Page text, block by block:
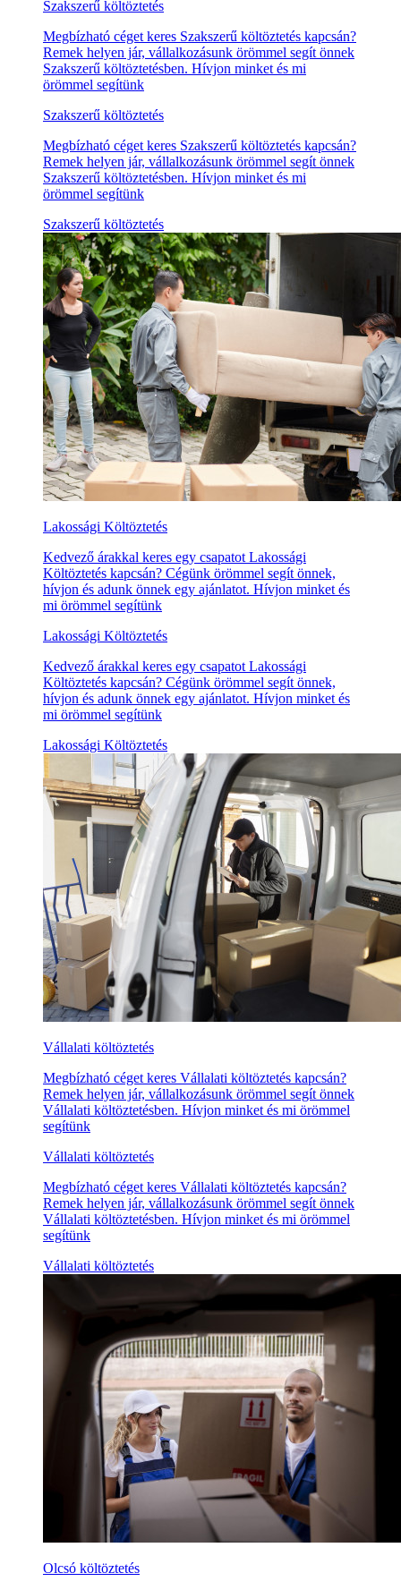
Szakszerű költöztetés
Megbízható céget keres Szakszerű költöztetés kapcsán?
Remek helyen jár, vállalkozásunk örömmel segít önnek
Szakszerű költöztetésben. Hívjon minket és mi
örömmel segítünk
Szakszerű költöztetés
Megbízható céget keres Szakszerű költöztetés kapcsán?
Remek helyen jár, vállalkozásunk örömmel segít önnek
Szakszerű költöztetésben. Hívjon minket és mi
örömmel segítünk
Szakszerű költöztetés
Lakossági Költöztetés
Kedvező árakkal keres egy csapatot Lakossági
Költöztetés kapcsán? Cégünk örömmel segít önnek,
hívjon és adunk önnek egy ajánlatot. Hívjon minket és
mi örömmel segítünk
Lakossági Költöztetés
Kedvező árakkal keres egy csapatot Lakossági
Költöztetés kapcsán? Cégünk örömmel segít önnek,
hívjon és adunk önnek egy ajánlatot. Hívjon minket és
mi örömmel segítünk
Lakossági Költöztetés
Vállalati költöztetés
Megbízható céget keres Vállalati költöztetés kapcsán?
Remek helyen jár, vállalkozásunk örömmel segít önnek
Vállalati költöztetésben. Hívjon minket és mi örömmel
segítünk
Vállalati költöztetés
Megbízható céget keres Vállalati költöztetés kapcsán?
Remek helyen jár, vállalkozásunk örömmel segít önnek
Vállalati költöztetésben. Hívjon minket és mi örömmel
segítünk
Vállalati költöztetés
Olcsó költöztetés